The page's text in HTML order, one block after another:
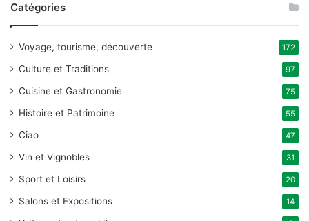
Catégories
Voyage, tourisme, découverte 172
Culture et Traditions 97
Cuisine et Gastronomie 75
Histoire et Patrimoine 55
Ciao 47
Vin et Vignobles 31
Sport et Loisirs 20
Salons et Expositions 14